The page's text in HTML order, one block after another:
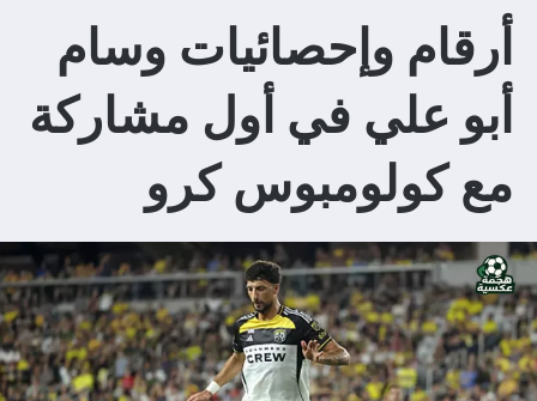
أرقام وإحصائيات وسام
أبو علي في أول مشاركة
مع كولومبوس كرو